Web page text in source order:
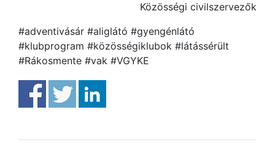
Közösségi civilszervezők
#adventivásár #aliglátó #gyengénlátó
#klubprogram #közösségiklubok #látássérült
#Rákosmente #vak #VGYKE